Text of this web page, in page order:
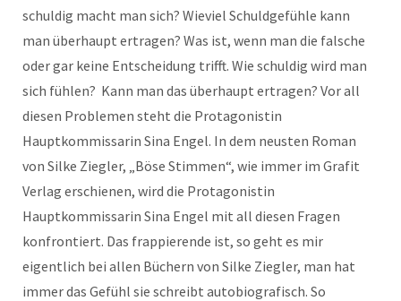
schuldig macht man sich? Wieviel Schuldgefühle kann
man überhaupt ertragen? Was ist, wenn man die falsche
oder gar keine Entscheidung trifft. Wie schuldig wird man
sich fühlen? Kann man das überhaupt ertragen? Vor all
diesen Problemen steht die Protagonistin
Hauptkommissarin Sina Engel. In dem neusten Roman
von Silke Ziegler, „Böse Stimmen“, wie immer im Grafit
Verlag erschienen, wird die Protagonistin
Hauptkommissarin Sina Engel mit all diesen Fragen
konfrontiert. Das frappierende ist, so geht es mir
eigentlich bei allen Büchern von Silke Ziegler, man hat
immer das Gefühl sie schreibt autobiografisch. So